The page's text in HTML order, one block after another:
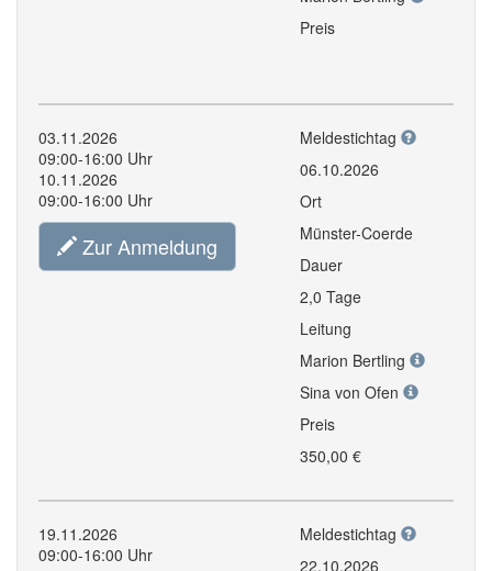
Preis
03.11.2026
09:00-16:00 Uhr
10.11.2026
09:00-16:00 Uhr
Zur Anmeldung
Meldestichtag
06.10.2026
Ort
Münster-Coerde
Dauer
2,0 Tage
Leitung
Marion Bertling
Sina von Ofen
Preis
350,00 €
19.11.2026
09:00-16:00 Uhr
Meldestichtag
22.10.2026